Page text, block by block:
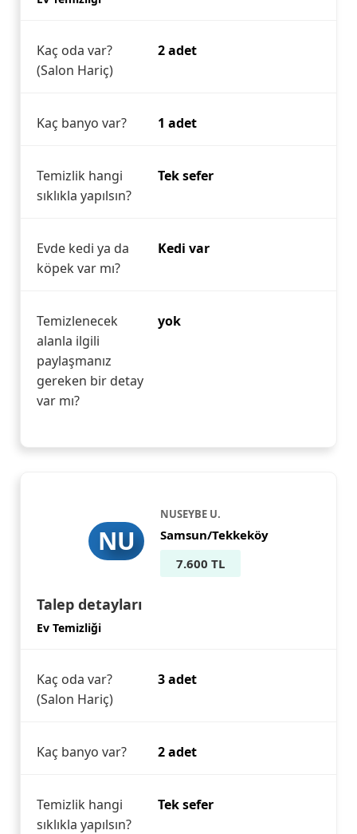
Kaç oda var?
(Salon Hariç)
2 adet
Kaç banyo var? 1 adet
Temizlik hangi
sıklıkla yapılsın?
Tek sefer
Evde kedi ya da
köpek var mı?
Kedi var
Temizlenecek
alanla ilgili
paylaşmanız
gereken bir detay
var mı?
yok
NU
NUSEYBE U.
Samsun/Tekkeköy
7.600 TL
Talep detayları
Ev Temizliği
Kaç oda var?
(Salon Hariç)
3 adet
Kaç banyo var? 2 adet
Temizlik hangi
sıklıkla yapılsın?
Tek sefer